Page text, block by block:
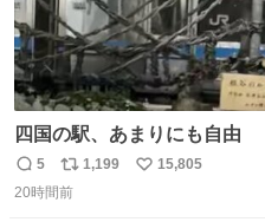
四国の駅、あまりにも自由
返
信
5
リ
ポ
1,199
い
15,805
20時間前